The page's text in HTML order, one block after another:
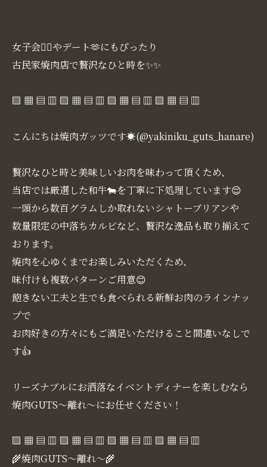
女子会👯‍♀️やデート🫶にもぴったり
古民家焼肉店で贅沢なひと時を✨✨
▧ ▦ ▤ ▥ ▧ ▦ ▤ ▥ ▧ ▦ ▤ ▥ ▧ ▦ ▤ ▥
こんにちは焼肉ガッツです☀(@yakiniku_guts_hanare)
贅沢なひと時と美味しいお肉を味わって頂くため、
当店では厳選した和牛🐄を丁寧に下処理しています😌
一頭から数百グラムしか取れないシャトーブリアンや
数量限定の中落ちカルビなど、贅沢な逸品も取り揃えて
おります。
焼肉を心ゆくまでお楽しみいただくため、
味付けも複数パターンご用意😊
飽きない工夫と生でも食べられる新鮮お肉のラインナッ
プで
お肉好きの方々にもご満足いただけること間違いなしで
す👍
リーズナブルにお洒落なイベントディナーを楽しむなら
焼肉GUTS～離れ～にお任せください！
▧ ▦ ▤ ▥ ▧ ▦ ▤ ▥ ▧ ▦ ▤ ▥ ▧ ▦ ▤ ▥
🌾焼肉GUTS～離れ～🌾